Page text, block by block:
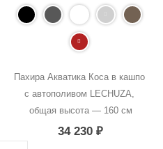
Пахира Акватика Коса в кашпо
с автополивом LECHUZA,
общая высота — 160 см
34 230₽